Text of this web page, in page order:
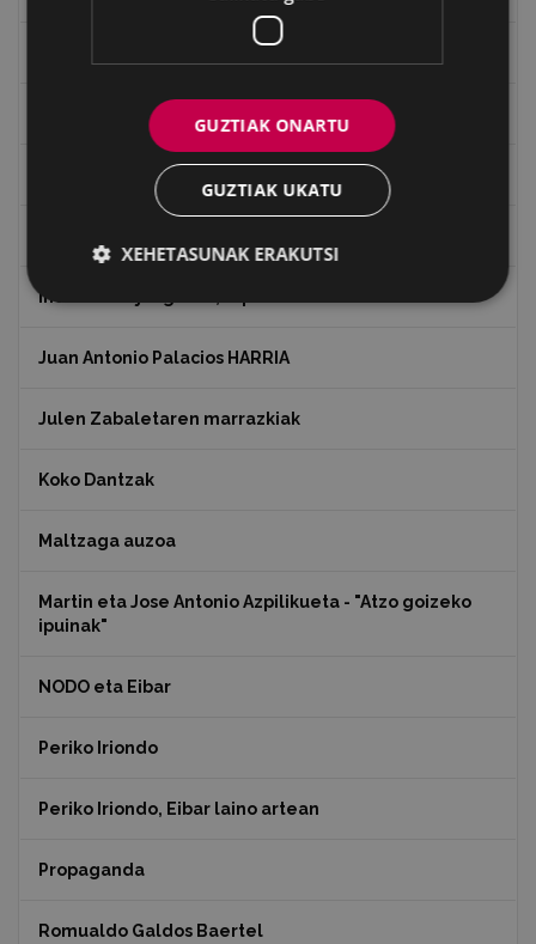
Ignacio Zuloaga (1870-2020)
Indalecio Ojanguren, Gipuzkoako Foru Aldundia
Juan Antonio Palacios HARRIA
Julen Zabaletaren marrazkiak
Koko Dantzak
Maltzaga auzoa
Martin eta Jose Antonio Azpilikueta - "Atzo goizeko
ipuinak"
NODO eta Eibar
Periko Iriondo
Periko Iriondo, Eibar laino artean
Propaganda
Romualdo Galdos Baertel
GUZTIAK ONARTU
GUZTIAK UKATU
XEHETASUNAK ERAKUTSI